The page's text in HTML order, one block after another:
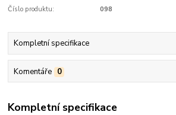
Číslo produktu: 098
Kompletní specifikace
Komentáře 0
Kompletní specifikace